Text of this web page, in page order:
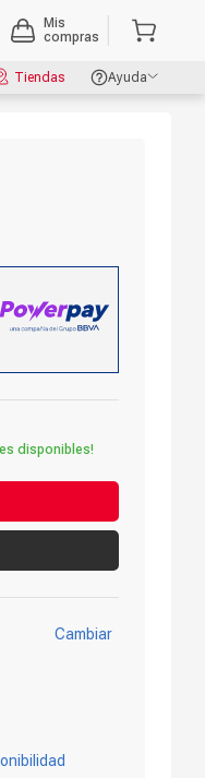
Mis
compras
Tiendas
Ayuda
disponibles!
Cambiar